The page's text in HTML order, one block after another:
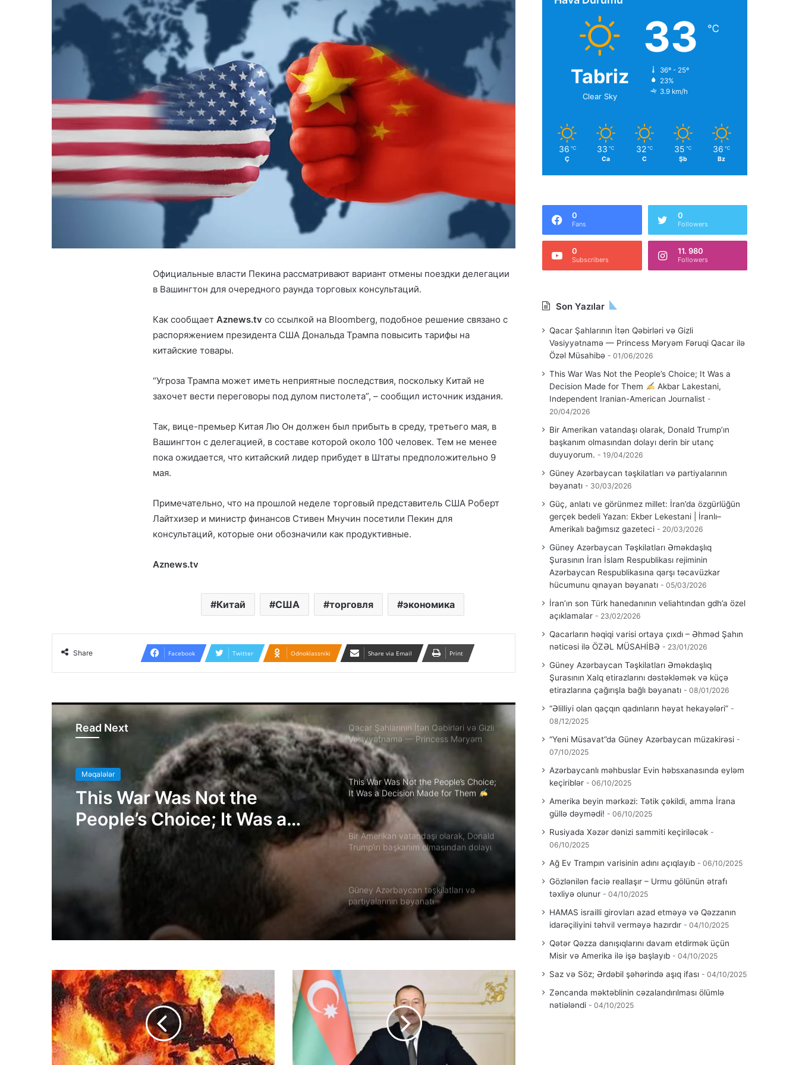
Официальные власти Пекина рассматривают вариант отмены поездки делегации
в Вашингтон для очередного раунда торговых консультаций.
Как сообщает Aznews.tv со ссылкой на Bloomberg, подобное решение связано с
распоряжением президента США Дональда Трампа повысить тарифы на
китайские товары.
“Угроза Трампа может иметь неприятные последствия, поскольку Китай не
захочет вести переговоры под дулом пистолета”, – сообщил источник издания.
Так, вице-премьер Китая Лю Он должен был прибыть в среду, третьего мая, в
Вашингтон с делегацией, в составе которой около 100 человек. Тем не менее
пока ожидается, что китайский лидер прибудет в Штаты предположительно 9
мая.
Примечательно, что на прошлой неделе торговый представитель США Роберт
Лайтхизер и министр финансов Стивен Мнучин посетили Пекин для
консультаций, которые они обозначили как продуктивные.
Aznews.tv
Китай США торговля экономика
Share Facebook Twitter Odnoklassniki Share via Email Print
Read Next
Məqalələr
This War Was Not the
People’s Choice; It Was a
Decision Made for Them
Akbar Lakestani,
Independent Iranian-
American Journalist
Güney Azərbaycan Təşkilatları
hücumunu qınayan bəyanatı
veliahtından gdh’a özel açıklamalar
dəstəkləmək və küçə etirazlarına
çağırışla bağlı bəyanatı
“Əlilliyi olan qaçqın qadınların həyat
Qacar Şahlarının İtən Qəbirləri və Gizli
Vəsiyyətnamə — Princess Məryəm
Fəruqi Qacar ilə Özəl Müsahibə
This War Was Not the People’s Choice;
It Was a Decision Made for Them
Akbar Lakestani, Independent Iranian-
American Journalist
Bir Amerikan vatandaşı olarak, Donald
Trump’ın başkanım olmasından dolayı
derin bir utanç duyuyorum.
Güney Azərbaycan təşkilatları və
partiyalarının bəyanatı
Güç, anlatı ve görünmez millet: İran’da
Güney Azərbaycan Təşkilatları
Əməkdaşlıq Şurasının İran İslam
Respublikası rejiminin Azərbaycan
Respublikasına qarşı təcavüzkar
hücumunu qınayan bəyanatı
İran’ın son Türk hanedanının
Tabriz
Clear Sky
33 ℃
36º - 25º
23%
3.9 km/h
36 ℃
Ç
33 ℃
Ca
32 ℃
C
35 ℃
Şb
36 ℃
Bz
0
Fans
0
Followers
0
Subscribers
11. 980
Followers
Son Yazılar
Qacar Şahlarının İtən Qəbirləri və Gizli
Vəsiyyətnamə — Princess Məryəm Fəruqi Qacar ilə
Özəl Müsahibə
01/06/2026
This War Was Not the People’s Choice; It Was a
Decision Made for Them
Akbar Lakestani,
Independent Iranian-American Journalist
20/04/2026
Bir Amerikan vatandaşı olarak, Donald Trump’ın
başkanım olmasından dolayı derin bir utanç
duyuyorum.
19/04/2026
Güney Azərbaycan təşkilatları və partiyalarının
bəyanatı
30/03/2026
Güç, anlatı ve görünmez millet: İran’da özgürlüğün
gerçek bedeli Yazan: Ekber Lekestani | İranlı–
Amerikalı bağımsız gazeteci
20/03/2026
Güney Azərbaycan Təşkilatları Əməkdaşlıq
Şurasının İran İslam Respublikası rejiminin
Azərbaycan Respublikasına qarşı təcavüzkar
hücumunu qınayan bəyanatı
05/03/2026
İran’ın son Türk hanedanının veliahtından gdh’a özel
açıklamalar
23/02/2026
Qacarların həqiqi varisi ortaya çıxdı – Əhməd Şahın
nəticəsi ilə ÖZƏL MÜSAHİBƏ
23/01/2026
Güney Azərbaycan Təşkilatları Əməkdaşlıq
Şurasının Xalq etirazlarını dəstəkləmək və küçə
etirazlarına çağırışla bağlı bəyanatı
08/01/2026
“Əlilliyi olan qaçqın qadınların həyat hekayələri”
08/12/2025
“Yeni Müsavat”da Güney Azərbaycan müzakirəsi
07/10/2025
Azərbaycanlı məhbuslar Evin həbsxanasında eyləm
keçiriblər
06/10/2025
Amerika beyin mərkəzi: Tətik çəkildi, amma İrana
güllə dəymədi!
06/10/2025
Rusiyada Xəzər dənizi sammiti keçiriləcək
06/10/2025
Ağ Ev Trampın varisinin adını açıqlayıb 06/10/2025
Gözlənilən faciə reallaşır – Urmu gölünün ətrafı
təxliyə olunur
04/10/2025
HAMAS israilli girovları azad etməyə və Qəzzanın
idarəçiliyini təhvil verməyə hazırdır
04/10/2025
Qətər Qəzza danışıqlarını davam etdirmək üçün
Misir və Amerika ilə işə başlayıb
04/10/2025
Saz və Söz; Ərdəbil şəhərində aşıq ifası 04/10/2025
Zəncanda məktəblinin cəzalandırılması ölümlə
nətiələndi
04/10/2025